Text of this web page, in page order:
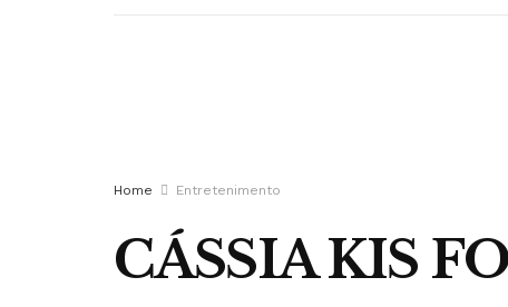
Home Entretenimento
CÁSSIA KIS